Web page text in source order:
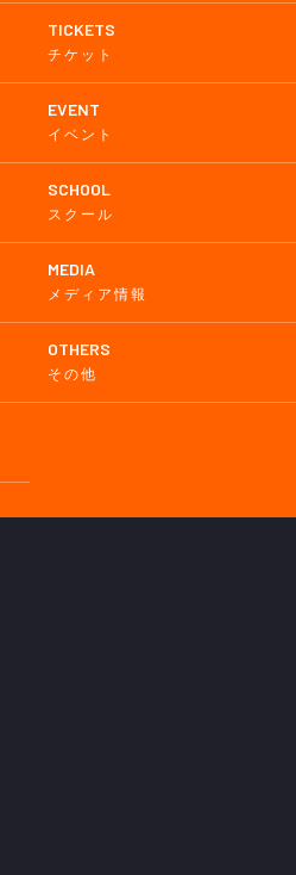
TICKETS
チケット
EVENT
イベント
SCHOOL
スクール
MEDIA
メディア情報
OTHERS
その他